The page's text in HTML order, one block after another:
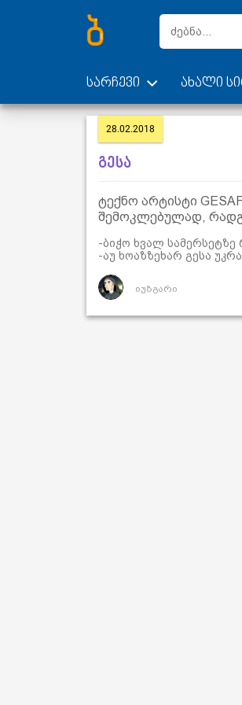
სარჩევი ახალი
28.02.2018
გესა
ტექნო არტისტი
შემოკლებულად,
-ბიჭო ხვალ სამერსეტზე
-აუ ხოაზზეხარ გესა
იუზგარი